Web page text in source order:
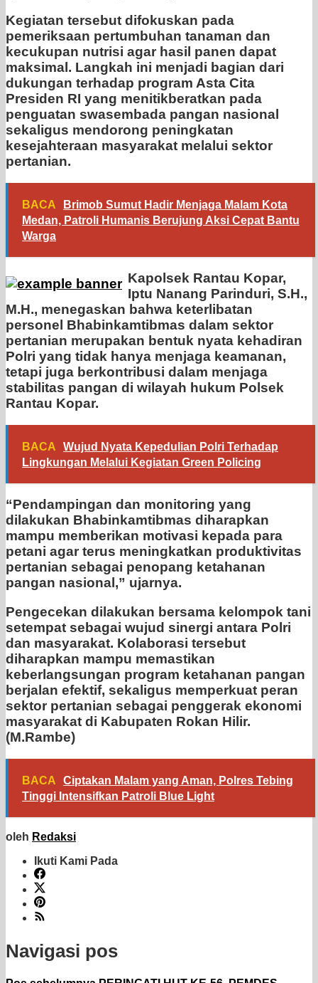
Kegiatan tersebut difokuskan pada
pemeriksaan pertumbuhan tanaman dan
kecukupan nutrisi agar hasil panen dapat
maksimal. Langkah ini menjadi bagian dari
dukungan terhadap program Asta Cita
Presiden RI yang menitikberatkan pada
penguatan swasembada pangan nasional
sekaligus mendorong peningkatan
kesejahteraan masyarakat melalui sektor
pertanian.
BACA
Brimob Sumut Hadir Menjaga Malam Kota
Medan, Patroli Humanis Berujung Aksi Cepat Bantu
Warga
Kapolsek Rantau Kopar,
Iptu Nanang Parinduri, S.H.,
M.H., menegaskan bahwa keterlibatan
personel Bhabinkamtibmas dalam sektor
pertanian merupakan bentuk nyata kehadiran
Polri yang tidak hanya menjaga keamanan,
tetapi juga berkontribusi dalam menjaga
stabilitas pangan di wilayah hukum Polsek
Rantau Kopar.
BACA
Wujud Nyata Kepedulian Polri Terhadap
Lingkungan Melalui Kegiatan Green Policing
“Pendampingan dan monitoring yang
dilakukan Bhabinkamtibmas diharapkan
mampu memberikan motivasi kepada para
petani agar terus meningkatkan produktivitas
pertanian sebagai penopang ketahanan
pangan nasional,” ujarnya.
Pengecekan dilakukan bersama kelompok tani
setempat sebagai wujud sinergi antara Polri
dan masyarakat. Kolaborasi tersebut
diharapkan mampu memastikan
keberlangsungan program ketahanan pangan
berjalan efektif, sekaligus memperkuat peran
sektor pertanian sebagai penggerak ekonomi
masyarakat di Kabupaten Rokan Hilir.
(M.Rambe)
BACA
Ciptakan Malam yang Aman, Polres Tebing
Tinggi Intensifkan Patroli Blue Light
oleh Redaksi
Ikuti Kami Pada
Navigasi pos